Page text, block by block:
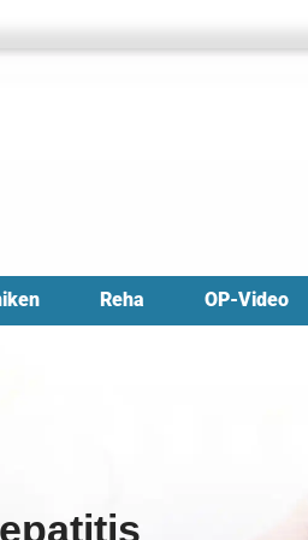
Reha OP-Video